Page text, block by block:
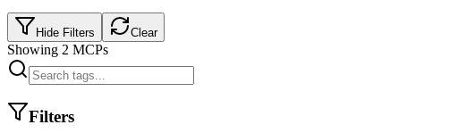
Hide Filters Clear
Showing 2 MCPs
Filters